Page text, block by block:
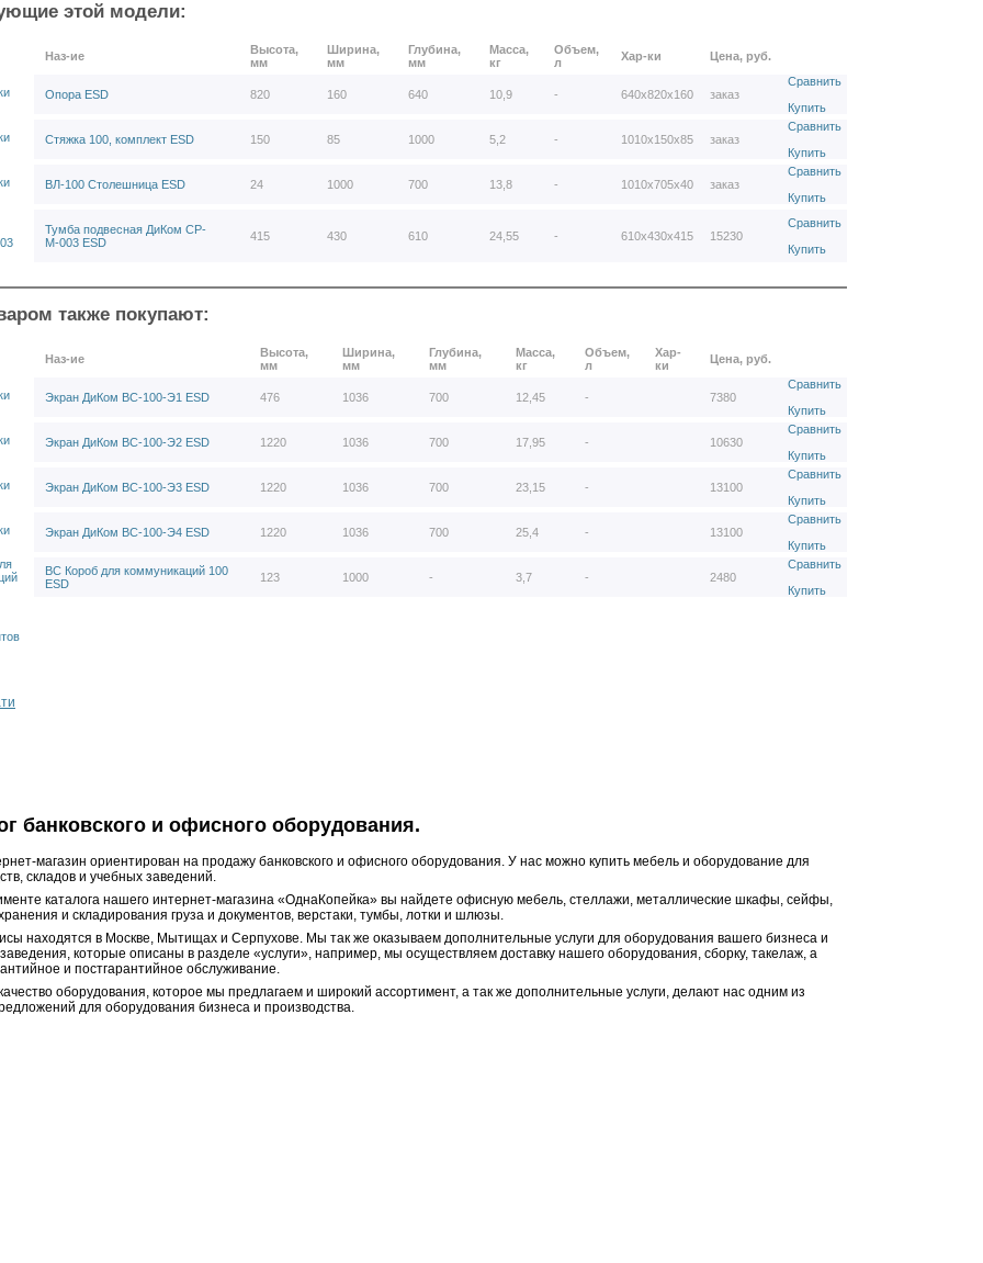
этой модели:
Наз-ие
Высота,
мм
Ширина,
мм
Глубина,
мм
Масса,
кг
Объем,
л
Хар-ки Цена, руб.
Опора ESD 820 160 640 10,9 - 640х820х160 заказ
Сравнить
Купить
Стяжка 100, комплект ESD 150 85 1000 5,2 - 1010х150х85 заказ
Сравнить
Купить
ВЛ-100 Столешница ESD 24 1000 700 13,8 - 1010х705х40 заказ
Сравнить
Купить
Тумба подвесная ДиКом СР-
М-003 ESD
415 430 610 24,55 - 610х430х415 15230
Сравнить
Купить
также покупают:
Наз-ие
Высота,
мм
Ширина,
мм
Глубина,
мм
Масса,
кг
Объем,
л
Хар-
ки
Цена, руб.
Экран ДиКом ВС-100-Э1 ESD 476 1036 700 12,45 - 7380
Сравнить
Купить
Экран ДиКом ВС-100-Э2 ESD 1220 1036 700 17,95 - 10630
Сравнить
Купить
Экран ДиКом ВС-100-Э3 ESD 1220 1036 700 23,15 - 13100
Сравнить
Купить
Экран ДиКом ВС-100-Э4 ESD 1220 1036 700 25,4 - 13100
Сравнить
Купить
ВС Короб для коммуникаций 100
ESD
123 1000 - 3,7 - 2480
Сравнить
Купить
банковского и офисного оборудования.
магазин ориентирован на продажу банковского и офисного оборудования. У нас можно купить мебель и оборудование для
складов и учебных заведений.
каталога нашего интернет-магазина «ОднаКопейка» вы найдете офисную мебель, стеллажи, металлические шкафы, сейфы,
и складирования груза и документов, верстаки, тумбы, лотки и шлюзы.
находятся в Москве, Мытищах и Серпухове. Мы так же оказываем дополнительные услуги для оборудования вашего бизнеса и
которые описаны в разделе «услуги», например, мы осуществляем доставку нашего оборудования, сборку, такелаж, а
и постгарантийное обслуживание.
оборудования, которое мы предлагаем и широкий ассортимент, а так же дополнительные услуги, делают нас одним из
для оборудования бизнеса и производства.